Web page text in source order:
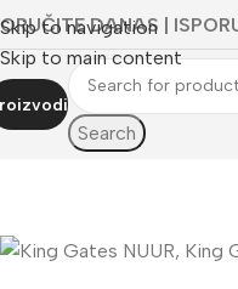
Skip to navigation
Skip to main content
DANAS |
Search